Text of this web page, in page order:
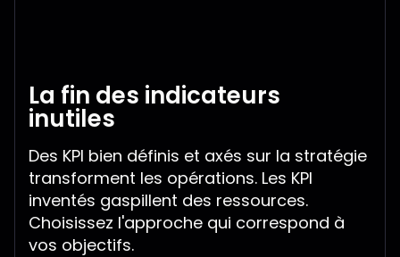
La fin des indicateurs
inutiles
Des KPI bien définis et axés sur la stratégie
transforment les opérations. Les KPI
inventés gaspillent des ressources.
Choisissez l'approche qui correspond à
vos objectifs.